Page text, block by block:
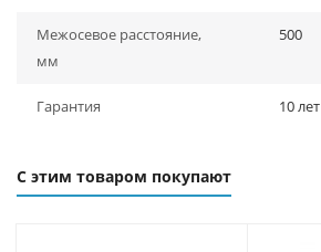
Межосевое расстояние,
мм
500
Гарантия 10 лет
С этим товаром покупают